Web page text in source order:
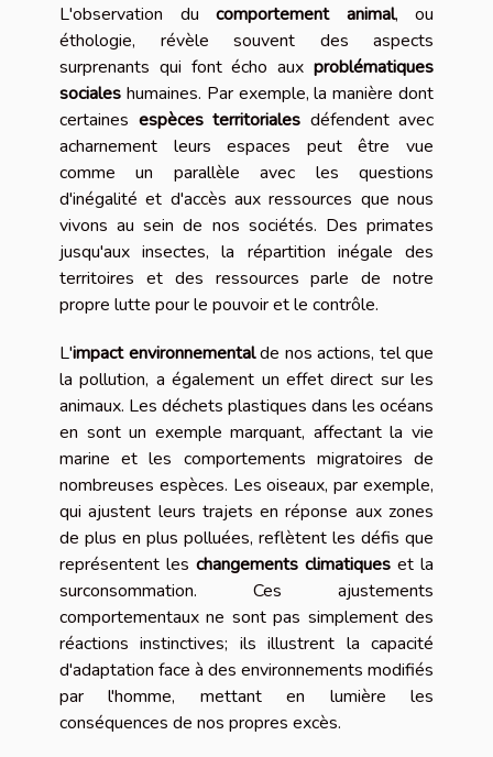
L'observation du comportement animal, ou
éthologie, révèle souvent des aspects
surprenants qui font écho aux problématiques
sociales humaines. Par exemple, la manière dont
certaines espèces territoriales défendent avec
acharnement leurs espaces peut être vue
comme un parallèle avec les questions
d'inégalité et d'accès aux ressources que nous
vivons au sein de nos sociétés. Des primates
jusqu'aux insectes, la répartition inégale des
territoires et des ressources parle de notre
propre lutte pour le pouvoir et le contrôle.
L'impact environnementalde nos actions, tel que
la pollution, a également un effet direct sur les
animaux. Les déchets plastiques dans les océans
en sont un exemple marquant, affectant la vie
marine et les comportements migratoires de
nombreuses espèces. Les oiseaux, par exemple,
qui ajustent leurs trajets en réponse aux zones
de plus en plus polluées, reflètent les défis que
représentent les changements climatiques et la
surconsommation. Ces ajustements
comportementaux ne sont pas simplement des
réactions instinctives; ils illustrent la capacité
d'adaptation face à des environnements modifiés
par l'homme, mettant en lumière les
conséquences de nos propres excès.